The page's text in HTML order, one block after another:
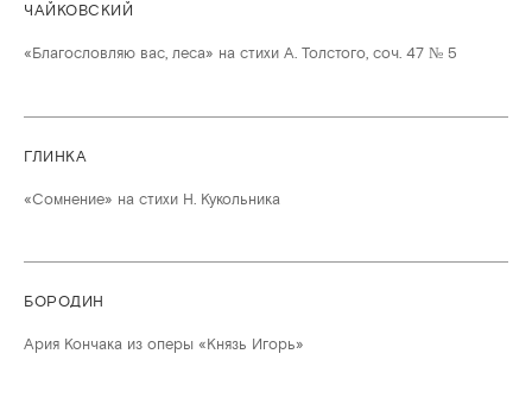
ЧАЙКОВСКИЙ
«Благословляю вас, леса» на стихи А. Толстого, соч. 47 № 5
ГЛИНКА
«Сомнение» на стихи Н. Кукольника
БОРОДИН
Ария Кончака из оперы «Князь Игорь»